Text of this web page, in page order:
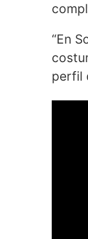
“En
perfil